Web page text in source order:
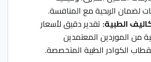
لضمان الربحية مع المنافسة.
الطبية:تقدير دقيق لأسعار
من الموردين المعتمدين
الكوادر الطبية المتخصصة.